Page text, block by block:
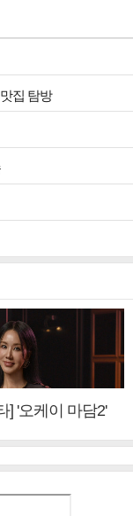
집 탐방
] '오케이 마담2'